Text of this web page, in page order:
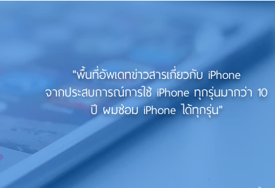
"พื้นที่อัพเดทข่าวสารเกี่ยวกับ iPhone
จากประสบการณ์การใช้ iPhone ทุกรุ่นมากว่า 10
ปี ผมซ่อม iPhone ได้ทุกรุ่น"